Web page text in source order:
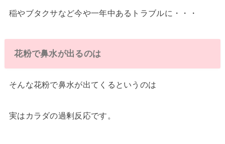
稲やブタクサなど今や一年中あるトラブルに・・・
花粉で鼻水が出るのは
そんな花粉で鼻水が出てくるというのは
実はカラダの過剰反応です。